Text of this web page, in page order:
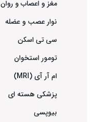
مغز و اعصاب و روان
نوار عصب و عضله
سی تی اسکن
تومور استخوان
ام آر آی (MRI)
پزشکی هسته ای
بیوپسی